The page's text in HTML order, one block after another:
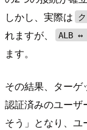
しかし、実際は
れますが、
ALB ↔
ます。
その結果、ター
認証済みのユーザ
そう」となり、